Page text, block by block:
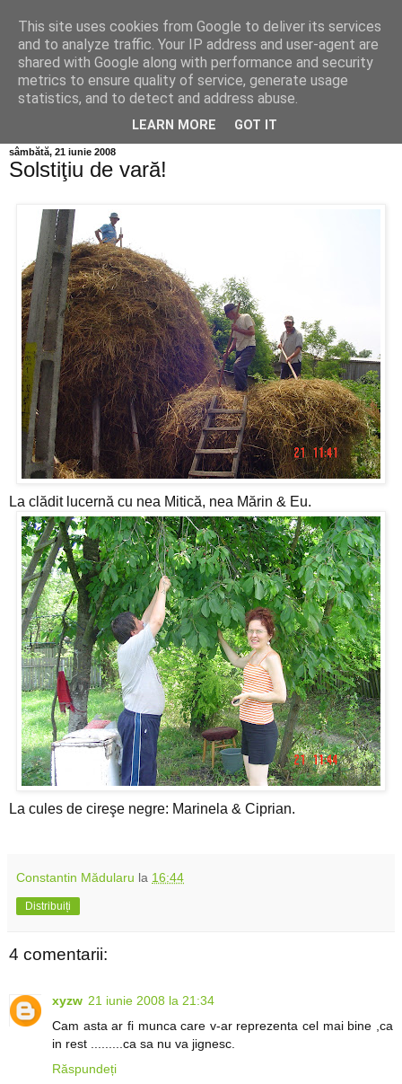
Info MILEANCA
BINE AȚI VENIT! *Jurnal online de informație și opinie; Joi
06 August, 2026
sâmbătă, 21 iunie 2008
Solstiţiu de vară!
La clădit lucernă cu nea Mitică, nea Mărin & Eu.
La cules de cireşe negre: Marinela & Ciprian.
Constantin Mădularu la 16:44
Distribuiți
4 comentarii:
xyzw 21 iunie 2008 la 21:34
Cam asta ar fi munca care v-ar reprezenta cel mai bine ,ca
in rest .........ca sa nu va jignesc.
Răspundeți
This site uses cookies from Google to deliver its services
and to analyze traffic. Your IP address and user-agent are
shared with Google along with performance and security
metrics to ensure quality of service, generate usage
statistics, and to detect and address abuse.
LEARN MORE GOT IT